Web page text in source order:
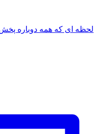
لحظه ای که همه دوباره پخش